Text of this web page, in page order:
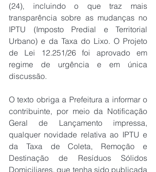
(24), incluindo o que traz mais
transparência sobre as mudanças no
IPTU (Imposto Predial e Territorial
Urbano) e da Taxa do Lixo. O Projeto
de Lei 12.251/26 foi aprovado em
regime de urgência e em única
discussão.
O texto obriga a Prefeitura a informar o
contribuinte, por meio da Notificação
Geral de Lançamento impressa,
qualquer novidade relativa ao IPTU e
da Taxa de Coleta, Remoção e
Destinação de Resíduos Sólidos
Domiciliares, que tenha sido publicada